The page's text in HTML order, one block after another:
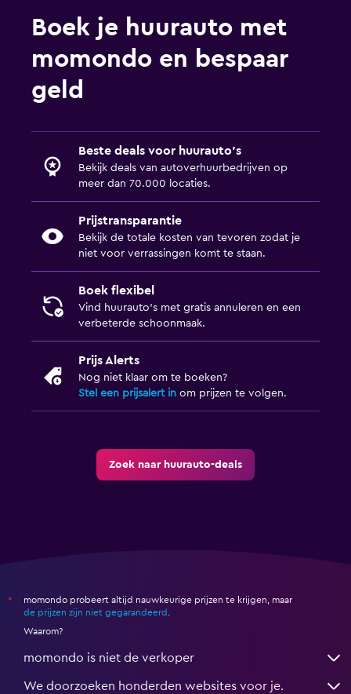
Boek je huurauto met
momondo en bespaar
geld
Beste deals voor huurauto's
Bekijk deals van autoverhuurbedrijven op
meer dan 70.000 locaties.
Prijstransparantie
Bekijk de totale kosten van tevoren zodat je
niet voor verrassingen komt te staan.
Boek flexibel
Vind huurauto's met gratis annuleren en een
verbeterde schoonmaak.
Prijs Alerts
Nog niet klaar om te boeken?
Stel een prijsalert in om prijzen te volgen.
Zoek naar huurauto-deals
*
momondo probeert altijd nauwkeurige prijzen te krijgen, maar
de prijzen zijn niet gegarandeerd .
Waarom?
momondo is niet de verkoper
We doorzoeken honderden websites voor je.